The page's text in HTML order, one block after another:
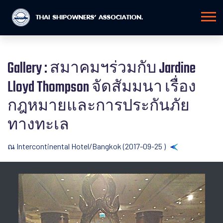
Gallery : สมาคมฯร่วมกับ Jardine
Lloyd Thompson จัดสัมมนา เรื่อง
กฎหมายและการประกันภัย
ทางทะเล
ณ Intercontinental Hotel/Bangkok (2017-09-25 )